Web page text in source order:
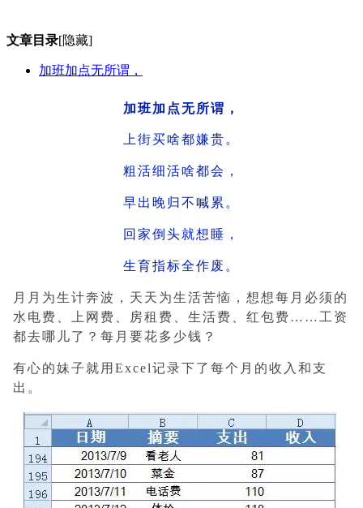
文章目录[隐藏]
加班加点无所谓，
加班加点无所谓，
上街买啥都嫌贵。
粗活细活啥都会，
早出晚归不喊累。
回家倒头就想睡，
生育指标全作废。
月月为生计奔波，天天为生活苦恼，想想每月必须的
水电费、上网费、房租费、生活费、红包费…… 工资
都去哪儿了？ 每月要花多少钱？
有心的妹子就用Excel记录下了每个月的收入和支
出。